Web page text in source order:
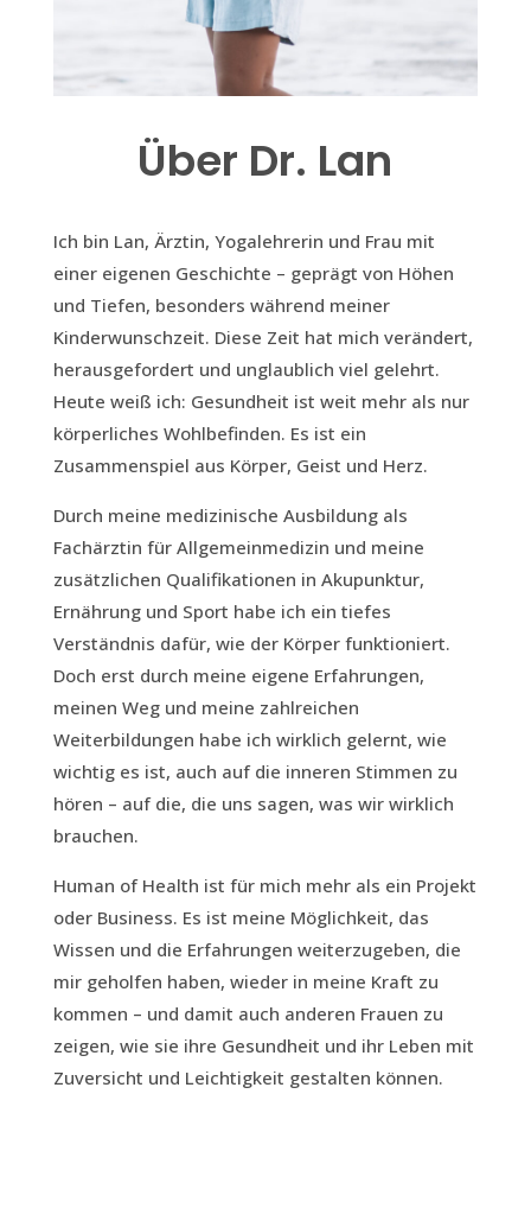
Über Dr. Lan
Ich bin Lan, Ärztin, Yogalehrerin und Frau mit
einer eigenen Geschichte – geprägt von Höhen
und Tiefen, besonders während meiner
Kinderwunschzeit. Diese Zeit hat mich verändert,
herausgefordert und unglaublich viel gelehrt.
Heute weiß ich: Gesundheit ist weit mehr als nur
körperliches Wohlbefinden. Es ist ein
Zusammenspiel aus Körper, Geist und Herz.
Durch meine medizinische Ausbildung als
Fachärztin für Allgemeinmedizin und meine
zusätzlichen Qualifikationen in Akupunktur,
Ernährung und Sport habe ich ein tiefes
Verständnis dafür, wie der Körper funktioniert.
Doch erst durch meine eigene Erfahrungen,
meinen Weg und meine zahlreichen
Weiterbildungen habe ich wirklich gelernt, wie
wichtig es ist, auch auf die inneren Stimmen zu
hören – auf die, die uns sagen, was wir wirklich
brauchen.
Human of Health ist für mich mehr als ein Projekt
oder Business. Es ist meine Möglichkeit, das
Wissen und die Erfahrungen weiterzugeben, die
mir geholfen haben, wieder in meine Kraft zu
kommen – und damit auch anderen Frauen zu
zeigen, wie sie ihre Gesundheit und ihr Leben mit
Zuversicht und Leichtigkeit gestalten können.